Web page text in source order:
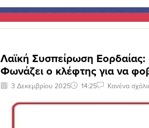
Λαϊκή Συσπείρωση
Φωνάζει ο κλέφτης για να
3 Δεκεμβρίου 2025 14:25 Κανένα